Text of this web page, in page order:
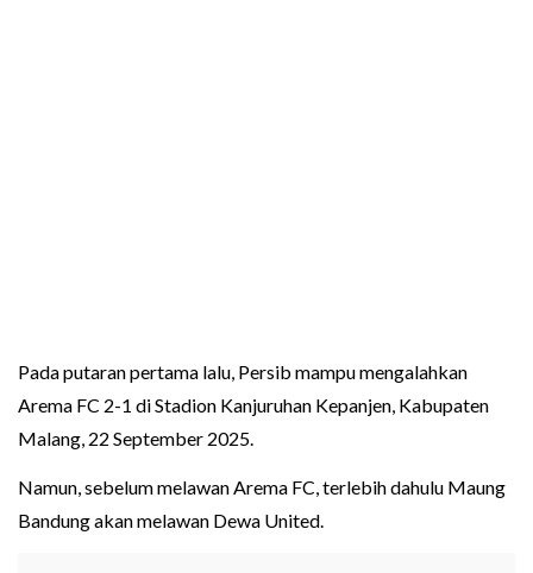
Pada putaran pertama lalu, Persib mampu mengalahkan
Arema FC 2-1 di Stadion Kanjuruhan Kepanjen, Kabupaten
Malang, 22 September 2025.
Namun, sebelum melawan Arema FC, terlebih dahulu Maung
Bandung akan melawan Dewa United.